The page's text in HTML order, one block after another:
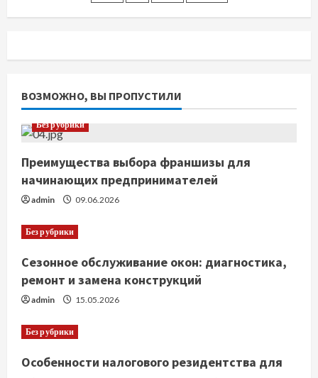
от
казино
ВОЗМОЖНО, ВЫ ПРОПУСТИЛИ
Без рубрики
Преимущества выбора франшизы для
начинающих предпринимателей
admin 09.06.2026
Без рубрики
Сезонное обслуживание окон: диагностика,
ремонт и замена конструкций
admin 15.05.2026
Без рубрики
Особенности налогового резидентства для